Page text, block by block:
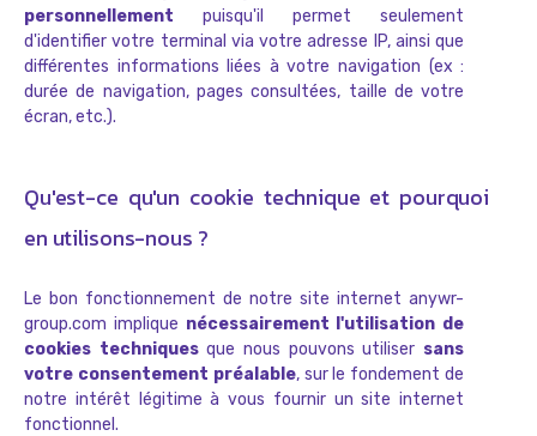
personnellement puisqu'il permet seulement
d'identifier votre terminal via votre adresse IP, ainsi que
différentes informations liées à votre navigation (ex :
durée de navigation, pages consultées, taille de votre
écran, etc.).
Qu'est-ce qu'un cookie technique et pourquoi
en utilisons-nous ?
Le bon fonctionnement de notre site internet anywr-
group.com implique nécessairement l'utilisation de
cookies techniquesque nous pouvons utiliser sans
votre consentement préalable, sur le fondement de
notre intérêt légitime à vous fournir un site internet
fonctionnel.